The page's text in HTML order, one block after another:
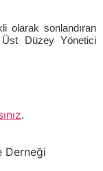
olarak sonlandıran
Düzey Yönetici
.
Derneği